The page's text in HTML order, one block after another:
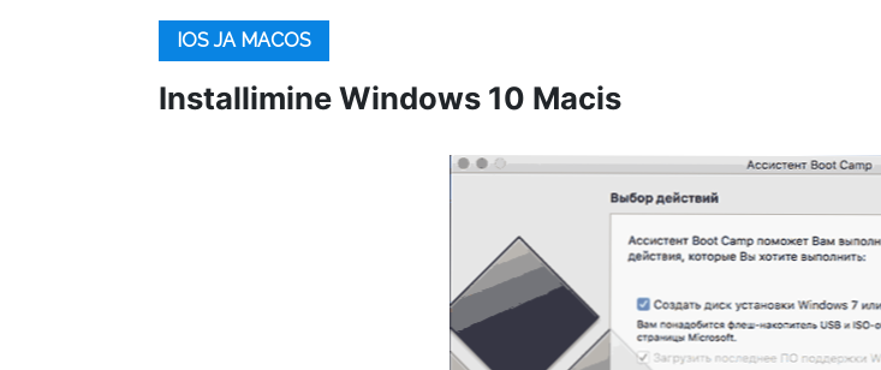
IOS JA MACOS
Installimine Windows 10 Macis